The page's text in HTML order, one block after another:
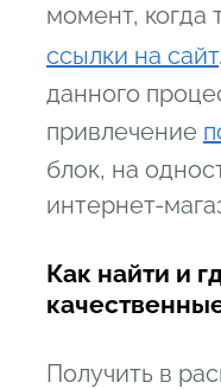
момент, когда
ссылки на сайт
данного
привлечение
блок, на
интернет-
Как найти и
Получить в